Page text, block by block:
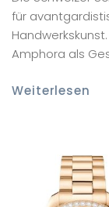
für
Amphora als
Weiterlesen